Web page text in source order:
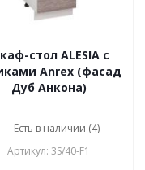
стол ALESIA с
Anrex (фасад
Дуб Анкона)
Есть в наличии (4)
Артикул: 3S/40-F1